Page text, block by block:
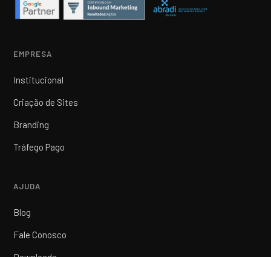
EMPRESA
Institucional
Criação de Sites
Branding
Tráfego Pago
AJUDA
Blog
Fale Conosco